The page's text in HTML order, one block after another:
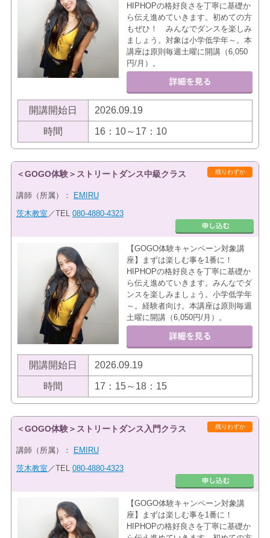
HIPHOPの格好良さを丁寧に基礎か
ら伝え進めていきます。初めての方
もぜひ！ みんなでダンスを楽しみ
ましょう。対象は小学低学年～。本
講座は原則毎週土曜に開講（6,050
円/月）。
開講開始日 2026.09.19
時間 16：10～17：10
残りわずか
＜GOGO体験＞ストリートダンス中級クラス
講師（所属）：
EMIRU
茨木教室 ／TEL 080-4880-4323
【GOGO体験キャンペーン対象講
座】まずは楽しむ事を1番に！
HIPHOPの格好良さを丁寧に基礎か
ら伝え進めていきます。みんなでダ
ンスを楽しみましょう。小学低学年
～。経験者向け。本講座は原則毎週
土曜に開講（6,050円/月）。
開講開始日 2026.09.19
時間 17：15～18：15
残りわずか
＜GOGO体験＞ストリートダンス入門クラス
講師（所属）： EMIRU
茨木教室 ／TEL 080-4880-4323
【GOGO体験キャンペーン対象講
座】まずは楽しむ事を1番に！
HIPHOPの格好良さを丁寧に基礎か